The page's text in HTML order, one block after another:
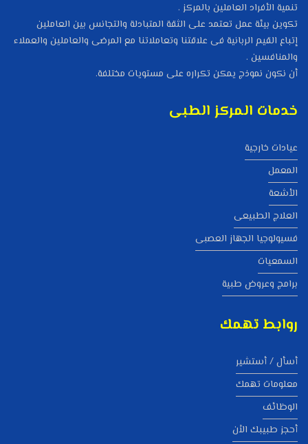
تنمية الأفراد العاملين بالمركز .
تكوين بيئة عمل تعتمد على الثقة المتبادلة والتجانس بين العاملين
إتباع القيم الربانية فى علاقتنا وتعاملاتنا مع المرضى والعاملين والعملاء
والمنافسين .
أن نكون نموذج يمكن تكراره على مستويات مختلفة.
خدمات المركز الطبى
عيادات خارجية
المعمل
الأشعة
العلاج الطبيعى
فسيولوجيا الجهاز العصبى
السمعيات
برامج وعروض طبية
روابط تهمك
أسأل / أستشير
معلومات تهمك
الوظائف
أحجز طبيبك الاْن